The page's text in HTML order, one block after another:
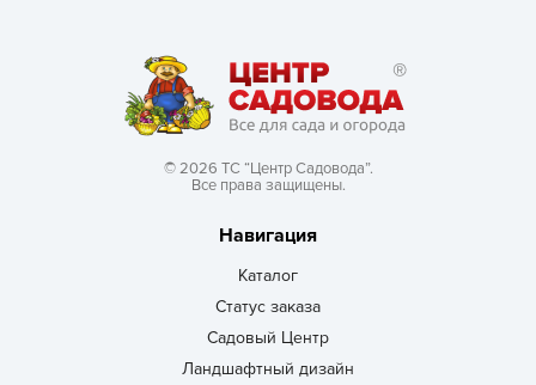
© 2026 ТС “Центр Садовода”.
Все права защищены.
Навигация
Каталог
Статус заказа
Садовый Центр
Ландшафтный дизайн